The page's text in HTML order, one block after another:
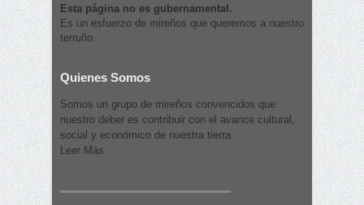
Esta página no es gubernamental.
Es un esfuerzo de mireños que queremos a nuestro
terruño.
Quienes Somos
Somos un grupo de mireños convencidos que
nuestro deber es contribuir con el avance cultural,
social y económico de nuestra tierra.
Leer Más